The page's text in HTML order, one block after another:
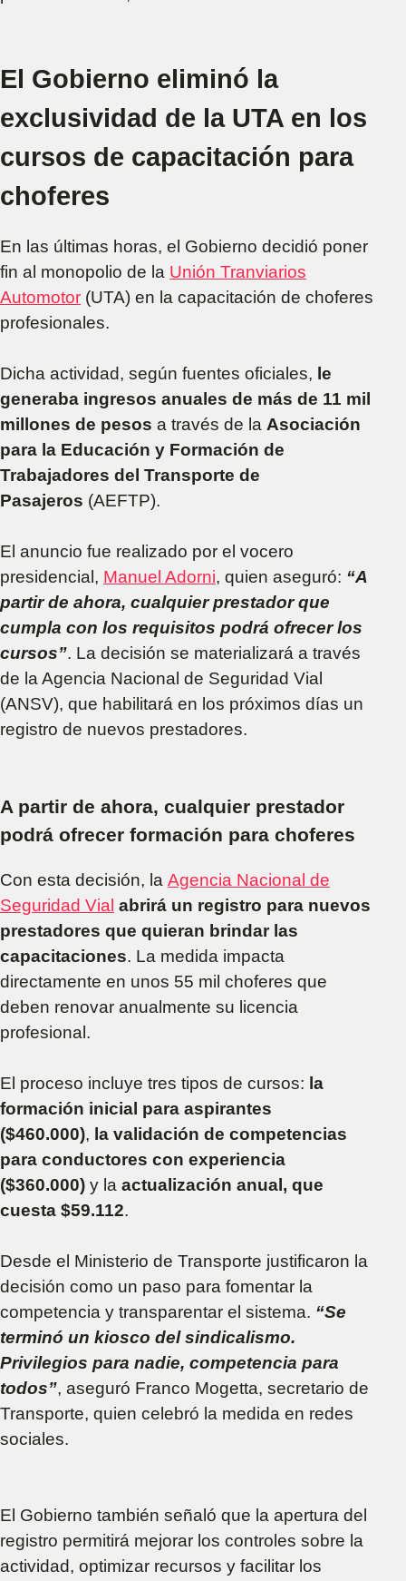
El Gobierno eliminó la
exclusividad de la UTA en los
cursos de capacitación para
choferes
En las últimas horas, el Gobierno decidió poner
fin al monopolio de la Unión Tranviarios
Automotor (UTA) en la capacitación de choferes
profesionales.
Dicha actividad, según fuentes oficiales, le
generaba ingresos anuales de más de 11 mil
millones de pesos a través de la Asociación
para la Educación y Formación de
Trabajadores del Transporte de
Pasajeros (AEFTP).
El anuncio fue realizado por el vocero
presidencial, Manuel Adorni, quien aseguró: “A
partir de ahora, cualquier prestador que
cumpla con los requisitos podrá ofrecer los
cursos”. La decisión se materializará a través
de la Agencia Nacional de Seguridad Vial
(ANSV), que habilitará en los próximos días un
registro de nuevos prestadores.
A partir de ahora, cualquier prestador
podrá ofrecer formación para choferes
Con esta decisión, la Agencia Nacional de
Seguridad Vial abrirá un registro para nuevos
prestadores que quieran brindar las
capacitaciones. La medida impacta
directamente en unos 55 mil choferes que
deben renovar anualmente su licencia
profesional.
El proceso incluye tres tipos de cursos: la
formación inicial para aspirantes
($460.000), la validación de competencias
para conductores con experiencia
($360.000) y la actualización anual, que
cuesta $59.112.
Desde el Ministerio de Transporte justificaron la
decisión como un paso para fomentar la
competencia y transparentar el sistema. “Se
terminó un kiosco del sindicalismo.
Privilegios para nadie, competencia para
todos”, aseguró Franco Mogetta, secretario de
Transporte, quien celebró la medida en redes
sociales.
El Gobierno también señaló que la apertura del
registro permitirá mejorar los controles sobre la
actividad, optimizar recursos y facilitar los